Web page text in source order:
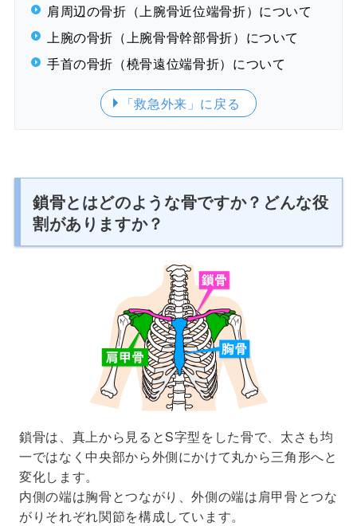
肩周辺の骨折（上腕骨近位端骨折）について
上腕の骨折（上腕骨骨幹部骨折）について
手首の骨折（橈骨遠位端骨折）について
「救急外来」 に戻る
鎖骨とはどのような骨ですか？どんな役
割がありますか？
鎖骨は、真上から見るとS字型をした骨で、太さも均
一ではなく中央部から外側にかけて丸から三角形へと
変化します。
内側の端は胸骨とつながり、外側の端は肩甲骨とつな
がりそれぞれ関節を構成しています。